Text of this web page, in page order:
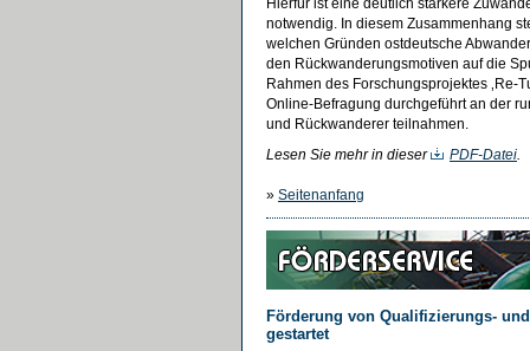
Hierfür ist eine deutlich stärkere
notwendig. In diesem Zusammenhang
welchen Gründen ostdeutsche
den Rückwanderungsmotiven auf die
Rahmen des Forschungsprojektes ‚Re-
Online-Befragung durchgeführt an der
und Rückwanderer teilnahmen.
Lesen Sie mehr in dieser
PDF-Datei.
» Seitenanfang
Förderung von Qualifizierungs-
gestartet